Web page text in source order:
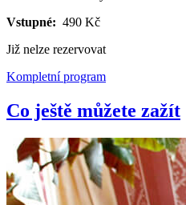
Vstupné: 490 Kč
Již nelze rezervovat
Kompletní program
Co ještě můžete zažít